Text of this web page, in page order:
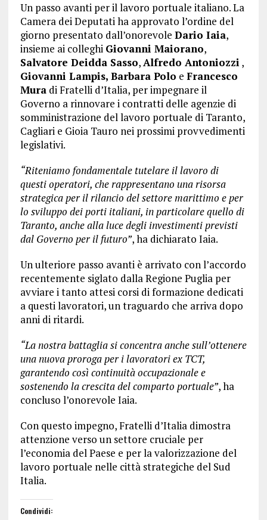
Un passo avanti per il lavoro portuale italiano. La
Camera dei Deputati ha approvato l’ordine del
giorno presentato dall’onorevole Dario Iaia,
insieme ai colleghi Giovanni Maiorano,
Salvatore Deidda Sasso,Alfredo Antoniozzi ,
Giovanni Lampis, Barbara Polo e Francesco
Muradi Fratelli d’Italia, per impegnare il
Governo a rinnovare i contratti delle agenzie di
somministrazione del lavoro portuale di Taranto,
Cagliari e Gioia Tauro nei prossimi provvedimenti
legislativi.
“Riteniamo fondamentale tutelare il lavoro di
questi operatori, che rappresentano una risorsa
strategica per il rilancio del settore marittimo e per
lo sviluppo dei porti italiani, in particolare quello di
Taranto, anche alla luce degli investimenti previsti
dal Governo per il futuro”, ha dichiarato Iaia.
Un ulteriore passo avanti è arrivato con l’accordo
recentemente siglato dalla Regione Puglia per
avviare i tanto attesi corsi di formazione dedicati
a questi lavoratori, un traguardo che arriva dopo
anni di ritardi.
“La nostra battaglia si concentra anche sull’ottenere
una nuova proroga per i lavoratori ex TCT,
garantendo così continuità occupazionale e
sostenendo la crescita del comparto portuale”, ha
concluso l’onorevole Iaia.
Con questo impegno, Fratelli d’Italia dimostra
attenzione verso un settore cruciale per
l’economia del Paese e per la valorizzazione del
lavoro portuale nelle città strategiche del Sud
Italia.
Condividi: